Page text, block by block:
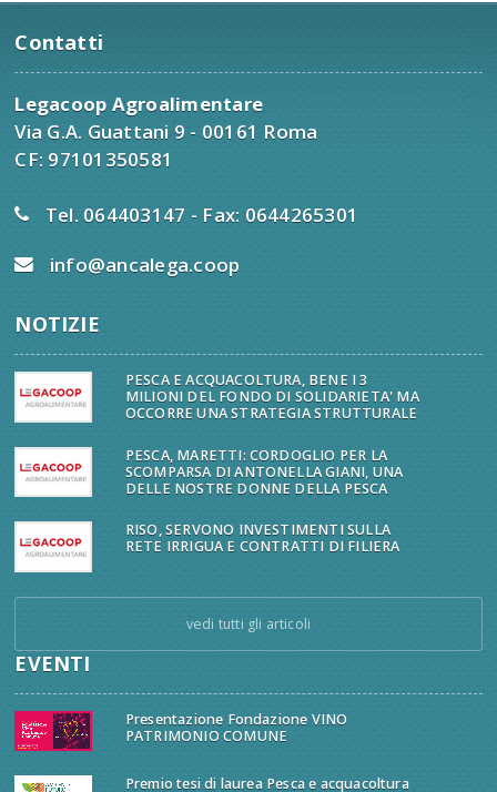
Contatti
Legacoop Agroalimentare
Via G.A. Guattani 9 - 00161 Roma
CF: 97101350581
Tel. 064403147 - Fax: 0644265301
info@ancalega.coop
NOTIZIE
PESCA E ACQUACOLTURA, BENE I 3
MILIONI DEL FONDO DI SOLIDARIETA' MA
OCCORRE UNA STRATEGIA STRUTTURALE
PESCA, MARETTI: CORDOGLIO PER LA
SCOMPARSA DI ANTONELLA GIANI, UNA
DELLE NOSTRE DONNE DELLA PESCA
RISO, SERVONO INVESTIMENTI SULLA
RETE IRRIGUA E CONTRATTI DI FILIERA
vedi tutti gli articoli
EVENTI
Presentazione Fondazione VINO
PATRIMONIO COMUNE
Premio tesi di laurea Pesca e acquacoltura